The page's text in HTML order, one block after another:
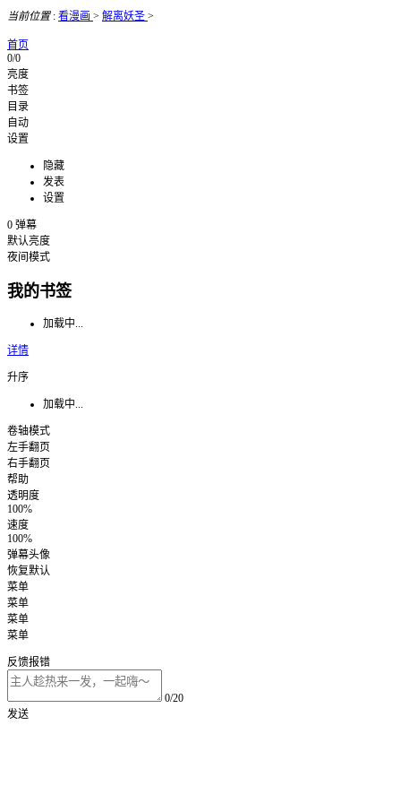
当前位置: 看漫画 > 解离妖圣 >
首页
0/0
亮度
书签
目录
自动
设置
隐藏
发表
设置
0 弹幕
默认亮度
夜间模式
我的书签
加载中...
详情
升序
加载中...
卷轴模式
左手翻页
右手翻页
帮助
透明度
100%
速度
100%
弹幕头像
恢复默认
菜单
菜单
菜单
菜单
反馈报错
0/20
发送